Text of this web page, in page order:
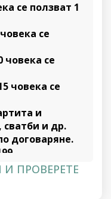
се ползват 1
се
човека се
човека се
и
и др.
договаряне.
че се изисква
на
в брой.
ПРОВЕРЕТЕ